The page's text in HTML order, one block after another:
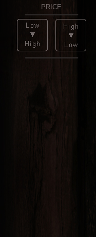
PRICE